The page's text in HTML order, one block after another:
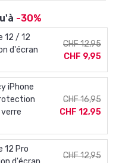
-30%
12 / 12
d'écran
CHF 12,95
CHF 9,95
iPhone
CHF 16,95
CHF 12,95
12 Pro
CHF 12,95